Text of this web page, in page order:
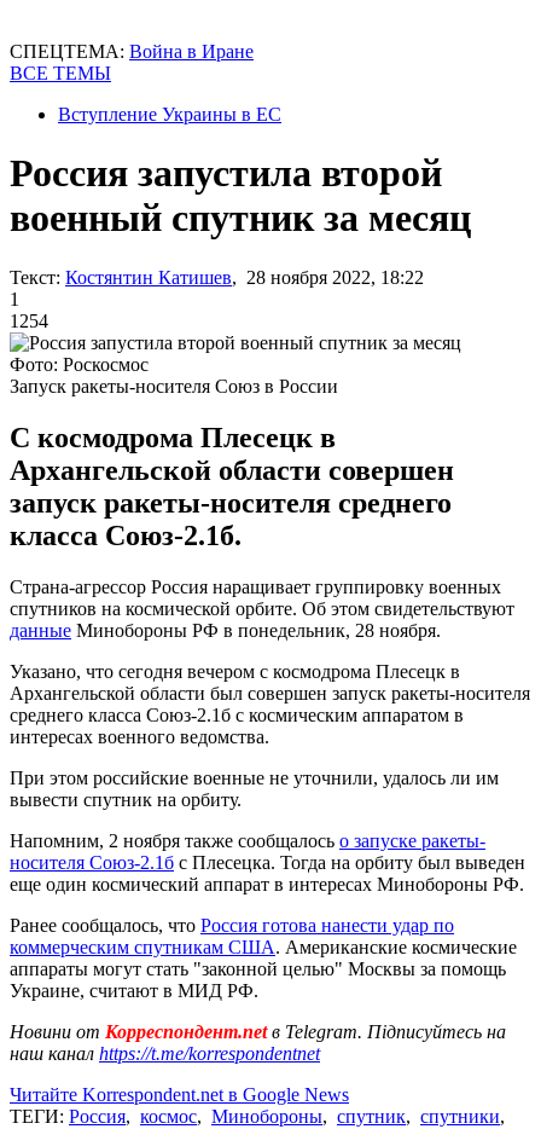
СПЕЦТЕМА: Война в Иране
ВСЕ ТЕМЫ
Вступление Украины в ЕС
Россия запустила второй
военный спутник за месяц
Текст: Костянтин Катишев, 28 ноября 2022, 18:22
1
1254
Фото: Роскосмос
Запуск ракеты-носителя Союз в России
С космодрома Плесецк в
Архангельской области совершен
запуск ракеты-носителя среднего
класса Союз-2.1б.
Страна-агрессор Россия наращивает группировку военных
спутников на космической орбите. Об этом свидетельствуют
данные Минобороны РФ в понедельник, 28 ноября.
Указано, что сегодня вечером с космодрома Плесецк в
Архангельской области был совершен запуск ракеты-носителя
среднего класса Союз-2.1б с космическим аппаратом в
интересах военного ведомства.
При этом российские военные не уточнили, удалось ли им
вывести спутник на орбиту.
Напомним, 2 ноября также сообщалось о запуске ракеты-
носителя Союз-2.1б с Плесецка. Тогда на орбиту был выведен
еще один космический аппарат в интересах Минобороны РФ.
Ранее сообщалось, что Россия готова нанести удар по
коммерческим спутникам США. Американские космические
аппараты могут стать "законной целью" Москвы за помощь
Украине, считают в МИД РФ.
Новини от Корреспондент.netв Telegram. Підписуйтесь на
наш канал https://t.me/korrespondentnet
Читайте Korrespondent.net в Google News
ТЕГИ: Россия, космос, Минобороны, спутник, спутники,